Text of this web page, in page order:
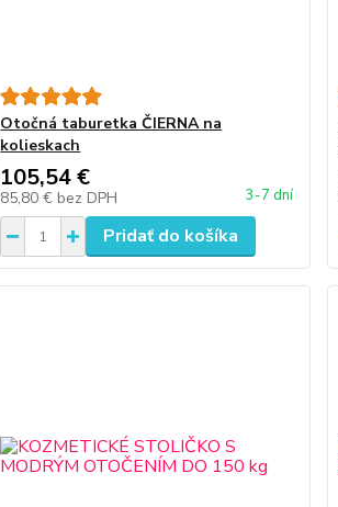
Otočná taburetka ČIERNA na
kolieskach
105,54 €
85,80 € bez DPH 3-7 dní
Pridať do košíka